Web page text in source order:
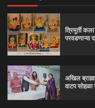
त्रिमुर्ती
परवडणाऱ्या
अखिल
वाटप सोहळा